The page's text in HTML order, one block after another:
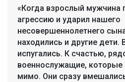
«Когда взрослый мужчина
агрессию и ударил нашего
несовершеннолетнего
находились и другие дети.
испугались. К счастью,
военнослужащие, которые
мимо. Они сразу